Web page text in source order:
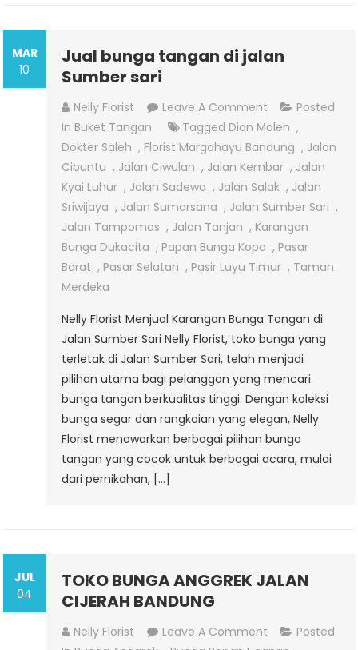
MAR
10
Jual bunga tangan di jalan
Sumber sari
Nelly Florist Leave A Comment On
Jual
Bunga
Tangan
Di
Jalan
Sumber
Sari
Posted
In Buket Tangan Tagged Dian Moleh ,
Dokter Saleh , Florist Margahayu Bandung , Jalan
Cibuntu , Jalan Ciwulan , Jalan Kembar , Jalan
Kyai Luhur , Jalan Sadewa , Jalan Salak , Jalan
Sriwijaya , Jalan Sumarsana , Jalan Sumber Sari ,
Jalan Tampomas , Jalan Tanjan , Karangan
Bunga Dukacita , Papan Bunga Kopo , Pasar
Barat , Pasar Selatan , Pasir Luyu Timur , Taman
Merdeka
Nelly Florist Menjual Karangan Bunga Tangan di
Jalan Sumber Sari Nelly Florist, toko bunga yang
terletak di Jalan Sumber Sari, telah menjadi
pilihan utama bagi pelanggan yang mencari
bunga tangan berkualitas tinggi. Dengan koleksi
bunga segar dan rangkaian yang elegan, Nelly
Florist menawarkan berbagai pilihan bunga
tangan yang cocok untuk berbagai acara, mulai
dari pernikahan, […]
JUL
04
TOKO BUNGA ANGGREK JALAN
CIJERAH BANDUNG
Nelly Florist Leave A Comment On
Posted